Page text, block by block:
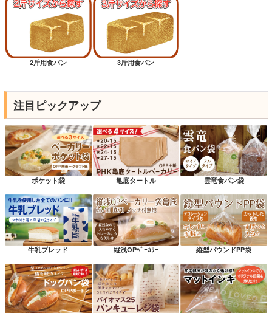
2斤用食パン 3斤用食パン
注目ピックアップ
ポケット袋 亀底タートル 雲竜食パン袋
牛乳ブレッド 縦浅OPﾍﾞｰｶﾘｰ 縦型パウンドPP袋